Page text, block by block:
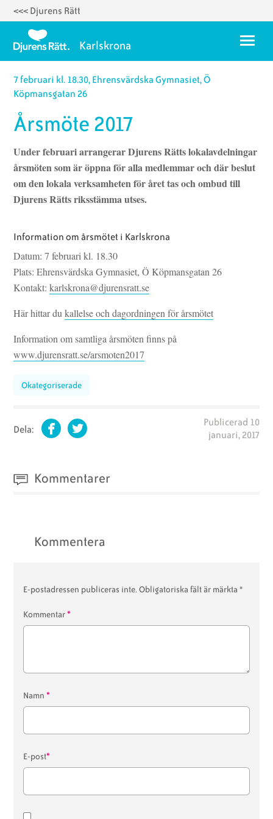
Hoppa
huvudinnehåll
<<< Djurens Rätt
Karlskrona Meny
Om oss
Temadagar
Karlskrona Vegoguide
Vegorecept
Ett fyrverkerifritt Karlskrona
7 februari kl. 18.30, Ehrensvärdska Gymnasiet, Ö
Köpmansgatan 26
Årsmöte 2017
Under februari arrangerar Djurens Rätts lokalavdelningar
årsmöten som är öppna för alla medlemmar och där beslut
om den lokala verksamheten för året tas och ombud till
Djurens Rätts riksstämma utses.
Information om årsmötet i Karlskrona
Datum: 7 februari kl. 18.30
Plats: Ehrensvärdska Gymnasiet, Ö Köpmansgatan 26
Kontakt:karlskrona@djurensratt.se
Här hittar dukallelse och dagordningen för årsmötet
Information om samtliga årsmöten finns på
www.djurensratt.se/arsmoten2017
Okategoriserade
Dela: FacebookTwitter
Publicerad 10
januari, 2017
Kommentarer
Kommentera
E-postadressen publiceras inte.Obligatoriska fält är märkta*
Kommentar*
Namn*
E-post*